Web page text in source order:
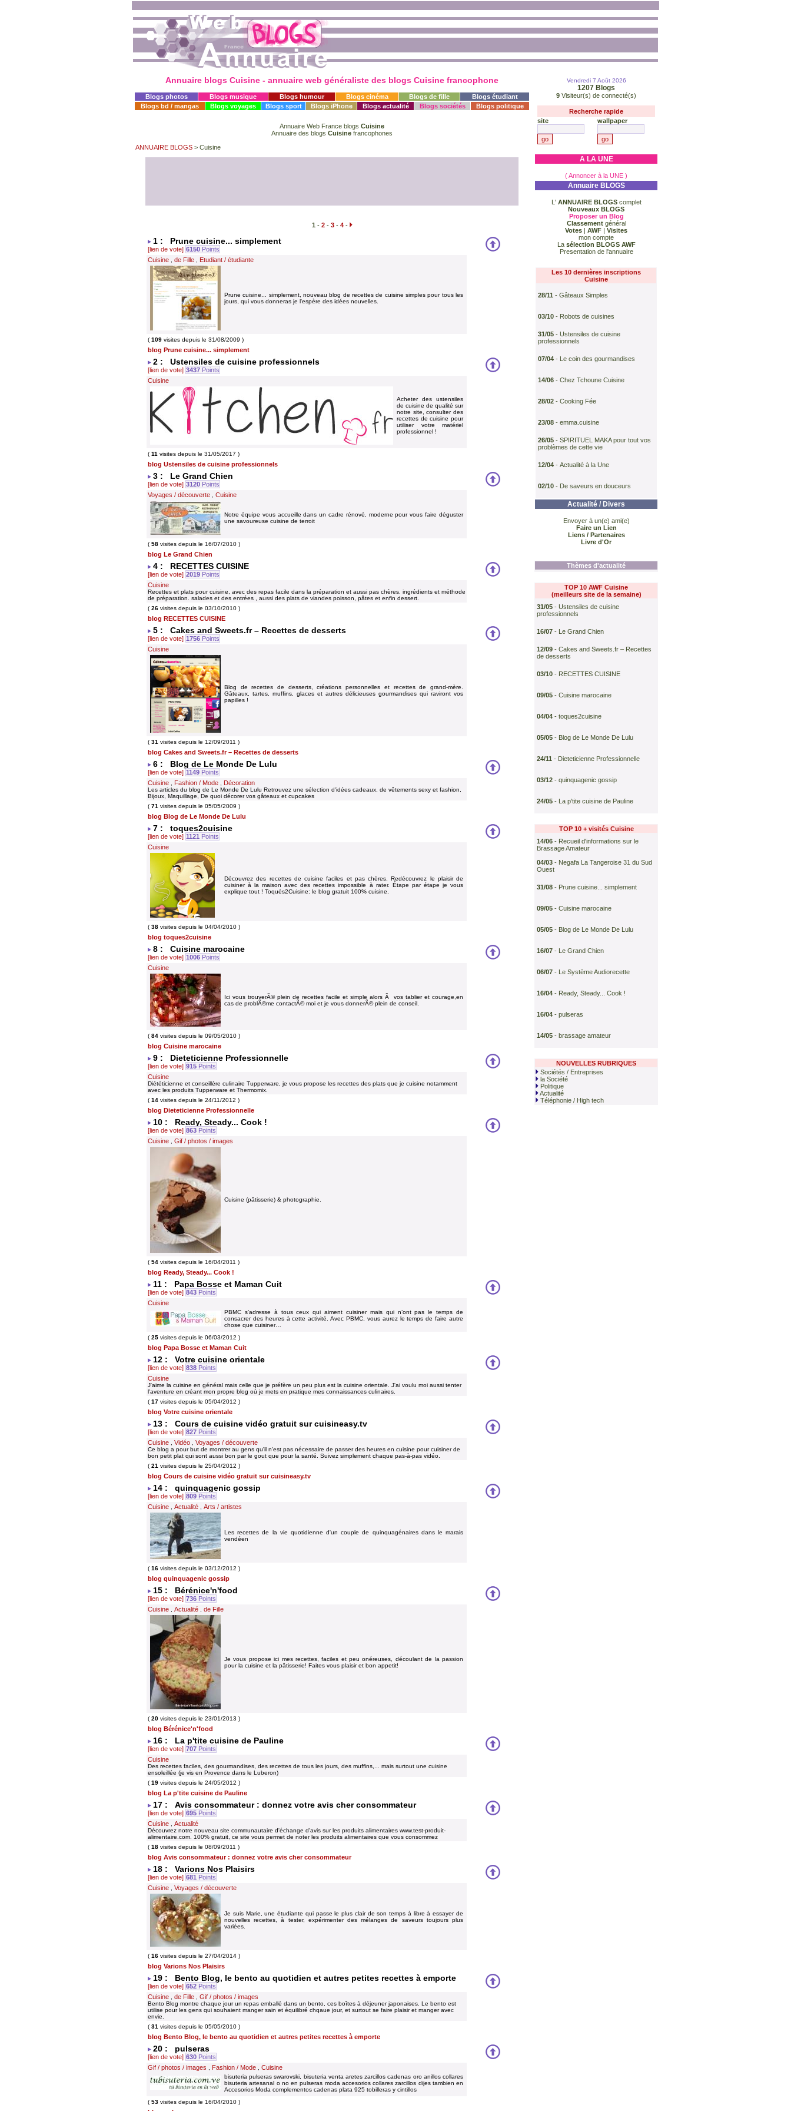
Annuaire blogs Cuisine - annuaire web généraliste des blogs Cuisine francophone
Blogs photos Blogs musique Blogs humour Blogs cinéma Blogs de fille
Blogs étudiant
Blogs bd / mangas
Blogs voyages Blogs sport Blogs iPhone Blogs actualité Blogs sociétés Blogs politique
Annuaire Web France blogs Cuisine
Annuaire des blogs Cuisine francophones
ANNUAIRE BLOGS > Cuisine
1 - 2- 3- 4-
1 : Prune cuisine... simplement
[lien de vote] 6150 Points
Cuisine
de Fille Etudiant / étudiante
Prune cuisine... simplement, nouveau blog de recettes de cuisine simples pour tous les
jours, qui vous donneras je l'espère des idées nouvelles.
( 109 visites depuis le 31/08/2009 )
blog Prune cuisine... simplement
2 : Ustensiles de cuisine professionnels
[lien de vote] 3437 Points
Cuisine
Acheter des ustensiles
de cuisine de qualité sur
notre site, consulter des
recettes de cuisine pour
utiliser votre matériel
professionnel !
( 11 visites depuis le 31/05/2017 )
blog Ustensiles de cuisine professionnels
3 : Le Grand Chien
[lien de vote] 3120 Points
Voyages / découverte
Cuisine
Notre équipe vous accueille dans un cadre rénové, moderne pour vous faire déguster
une savoureuse cuisine de terroit
( 58 visites depuis le 16/07/2010 )
blog Le Grand Chien
4 : RECETTES CUISINE
[lien de vote] 2019 Points
Cuisine
Recettes et plats pour cuisine, avec des repas facile dans la préparation et aussi pas chères. ingrédients et méthode
de préparation. salades et des entrées , aussi des plats de viandes poisson, pâtes et enfin dessert.
( 26 visites depuis le 03/10/2010 )
blog RECETTES CUISINE
5 : Cakes and Sweets.fr – Recettes de desserts
[lien de vote] 1756 Points
Cuisine
Blog de recettes de desserts, créations personnelles et recettes de grand-mère.
Gâteaux, tartes, muffins, glaces et autres délicieuses gourmandises qui raviront vos
papilles !
( 31 visites depuis le 12/09/2011 )
blog Cakes and Sweets.fr – Recettes de desserts
6 : Blog de Le Monde De Lulu
[lien de vote] 1149 Points
Cuisine
Fashion / Mode Décoration
Les articles du blog de Le Monde De Lulu Retrouvez une sélection d'idées cadeaux, de vêtements sexy et fashion,
Bijoux, Maquillage, De quoi décorer vos gâteaux et cupcakes
( 71 visites depuis le 05/05/2009 )
blog Blog de Le Monde De Lulu
7 : toques2cuisine
[lien de vote] 1121 Points
Cuisine
Découvrez des recettes de cuisine faciles et pas chères. Redécouvrez le plaisir de
cuisiner à la maison avec des recettes impossible à rater. Étape par étape je vous
explique tout ! Toqués2Cuisine: le blog gratuit 100% cuisine.
( 38 visites depuis le 04/04/2010 )
blog toques2cuisine
8 : Cuisine marocaine
[lien de vote] 1006 Points
Cuisine
Ici vous trouverÃ© plein de recettes facile et simple alors Ã vos tablier et courage,en
cas de problÃ©me contactÃ© moi et je vous donnerÃ© plein de conseil.
( 84 visites depuis le 09/05/2010 )
blog Cuisine marocaine
9 : Dieteticienne Professionnelle
[lien de vote] 915 Points
Cuisine
Diététicienne et conseillère culinaire Tupperware, je vous propose les recettes des plats que je cuisine notamment
avec les produits Tupperware et Thermomix.
( 14 visites depuis le 24/11/2012 )
blog Dieteticienne Professionnelle
10 : Ready, Steady... Cook !
[lien de vote] 863 Points
Cuisine
Gif / photos / images
Cuisine (pâtisserie) & photographie.
( 54 visites depuis le 16/04/2011 )
blog Ready, Steady... Cook !
11 : Papa Bosse et Maman Cuit
[lien de vote] 843 Points
Cuisine
PBMC s’adresse à tous ceux qui aiment cuisiner mais qui n’ont pas le temps de
consacrer des heures à cette activité. Avec PBMC, vous aurez le temps de faire autre
chose que cuisiner…
( 25 visites depuis le 06/03/2012 )
blog Papa Bosse et Maman Cuit
12 : Votre cuisine orientale
[lien de vote] 838 Points
Cuisine
J'aime la cuisine en général mais celle que je préfère un peu plus est la cuisine orientale. J'ai voulu moi aussi tenter
l'aventure en créant mon propre blog où je mets en pratique mes connaissances culinaires.
( 17 visites depuis le 05/04/2012 )
blog Votre cuisine orientale
13 : Cours de cuisine vidéo gratuit sur cuisineasy.tv
[lien de vote] 827 Points
Cuisine
Vidéo Voyages / découverte
Ce blog a pour but de montrer au gens qu'il n'est pas nécessaire de passer des heures en cuisine pour cuisiner de
bon petit plat qui sont aussi bon par le gout que pour la santé. Suivez simplement chaque pas-à-pas vidéo.
( 21 visites depuis le 25/04/2012 )
blog Cours de cuisine vidéo gratuit sur cuisineasy.tv
14 : quinquagenic gossip
[lien de vote] 809 Points
Cuisine
Actualité Arts / artistes
Les recettes de la vie quotidienne d'un couple de quinquagénaires dans le marais
vendéen
( 16 visites depuis le 03/12/2012 )
blog quinquagenic gossip
15 : Bérénice'n'food
[lien de vote] 736 Points
Cuisine
Actualité de Fille
Je vous propose ici mes recettes, faciles et peu onéreuses, découlant de la passion
pour la cuisine et la pâtisserie! Faites vous plaisir et bon appetit!
( 20 visites depuis le 23/01/2013 )
blog Bérénice'n'food
16 : La p'tite cuisine de Pauline
[lien de vote] 707 Points
Cuisine
Des recettes faciles, des gourmandises, des recettes de tous les jours, des muffins,... mais surtout une cuisine
ensoleillée (je vis en Provence dans le Luberon)
( 19 visites depuis le 24/05/2012 )
blog La p'tite cuisine de Pauline
17 : Avis consommateur : donnez votre avis cher consommateur
[lien de vote] 695 Points
Cuisine
Actualité
Découvrez notre nouveau site communautaire d'échange d'avis sur les produits alimentaires www.test-produit-
alimentaire.com. 100% gratuit, ce site vous permet de noter les produits alimentaires que vous consommez
( 18 visites depuis le 08/09/2011 )
blog Avis consommateur : donnez votre avis cher consommateur
18 : Varions Nos Plaisirs
[lien de vote] 681 Points
Cuisine
Voyages / découverte
Je suis Marie, une étudiante qui passe le plus clair de son temps à libre à essayer de
nouvelles recettes, à tester, expérimenter des mélanges de saveurs toujours plus
variées.
( 16 visites depuis le 27/04/2014 )
blog Varions Nos Plaisirs
19 : Bento Blog, le bento au quotidien et autres petites recettes à emporte
[lien de vote] 652 Points
Cuisine
de Fille Gif / photos / images
Bento Blog montre chaque jour un repas emballé dans un bento, ces boîtes à déjeuner japonaises. Le bento est
utilise pour les gens qui souhaient manger sain et équilibré chqaue jour, et surtout se faire plaisir et manger avec
envie.
( 31 visites depuis le 05/05/2010 )
blog Bento Blog, le bento au quotidien et autres petites recettes à emporte
20 : pulseras
[lien de vote] 630 Points
Gif / photos / images
Fashion / Mode Cuisine
bisuteria pulseras swarovski, bisuteria venta aretes zarcillos cadenas oro anillos collares
bisuteria artesanal o no en pulseras moda accesorios collares zarcillos dijes tambien en
Accesorios Moda complementos cadenas plata 925 tobilleras y cintillos
( 53 visites depuis le 16/04/2010 )
Vendredi 7 Août 2026
1207 Blogs
9 Visiteur(s) de connecté(s)
Recherche rapide
site
wallpaper
A LA UNE
( Annoncer à la UNE )
Annuaire BLOGS
L' ANNUAIRE BLOGS complet
Nouveaux BLOGS
Proposer un Blog
Classementgénéral
Votes | AWF | Visites
mon compte
Lasélection BLOGS AWF
Presentation de l'annuaire
Les 10 dernières inscriptions
Cuisine
28/11 - Gâteaux Simples
03/10 - Robots de cuisines
31/05 - Ustensiles de cuisine
professionnels
07/04 - Le coin des gourmandises
14/06 - Chez Tchoune Cuisine
28/02 - Cooking Fée
23/08 - emma.cuisine
26/05 - SPIRITUEL MAKA pour tout vos
problèmes de cette vie
12/04 - Actualité à la Une
02/10 - De saveurs en douceurs
Actualité / Divers
Envoyer à un(e) ami(e)
Faire un Lien
Liens / Partenaires
Livre d'Or
Thèmes d'actualité
TOP 10 AWF Cuisine
(meilleurs site de la semaine)
31/05 - Ustensiles de cuisine
professionnels
16/07 - Le Grand Chien
12/09 - Cakes and Sweets.fr – Recettes
de desserts
03/10 - RECETTES CUISINE
09/05 - Cuisine marocaine
04/04 - toques2cuisine
05/05 - Blog de Le Monde De Lulu
24/11 - Dieteticienne Professionnelle
03/12 - quinquagenic gossip
24/05 - La p'tite cuisine de Pauline
TOP 10 + visités Cuisine
14/06 - Recueil d'informations sur le
Brassage Amateur
04/03 - Negafa La Tangeroise 31 du Sud
Ouest
31/08 - Prune cuisine... simplement
09/05 - Cuisine marocaine
05/05 - Blog de Le Monde De Lulu
16/07 - Le Grand Chien
06/07 - Le Système Audiorecette
16/04 - Ready, Steady... Cook !
16/04 - pulseras
14/05 - brassage amateur
NOUVELLES RUBRIQUES
Sociétés / Entreprises
la Société
Politique
Actualité
Téléphonie / High tech